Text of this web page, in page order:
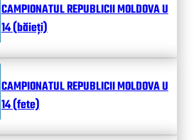
CAMPIONATUL REPUBLICII MOLDOVA U
14 (băieți)
CAMPIONATUL REPUBLICII MOLDOVA U
14 (fete)